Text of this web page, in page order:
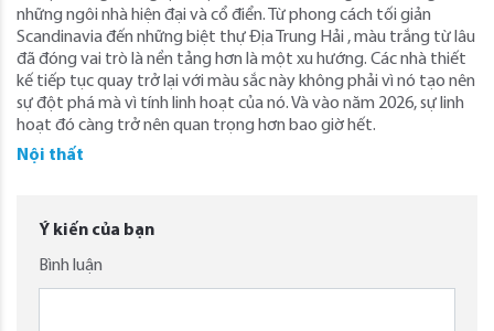
những ngôi nhà hiện đại và cổ điển. Từ phong cách tối giản
Scandinavia đến những biệt thự Địa Trung Hải , màu trắng từ lâu
đã đóng vai trò là nền tảng hơn là một xu hướng. Các nhà thiết
kế tiếp tục quay trở lại với màu sắc này không phải vì nó tạo nên
sự đột phá mà vì tính linh hoạt của nó. Và vào năm 2026, sự linh
hoạt đó càng trở nên quan trọng hơn bao giờ hết.
Nội thất
Ý kiến của bạn
Bình luận